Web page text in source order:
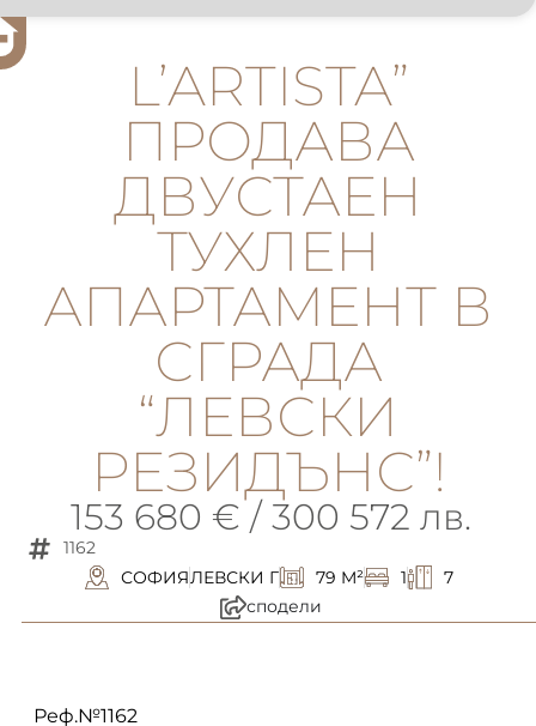
L’ARTISTA”
ПРОДАВА
ДВУСТАЕН
ТУХЛЕН
АПАРТАМЕНТ В
СГРАДА
“ЛЕВСКИ
РЕЗИДЪНС”!
153 680 € / 300 572 лв.
1162
СОФИЯЛЕВСКИ Г 79 M² 1
7
сподели
Реф.№1162